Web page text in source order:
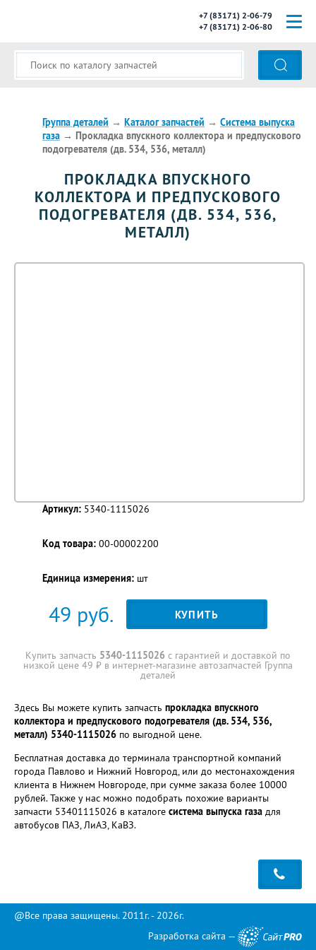
Группа деталей → Каталог запчастей → Система выпуска
газа → Прокладка впускного коллектора и предпускового
подогревателя (дв. 534, 536, металл)
ПРОКЛАДКА ВПУСКНОГО
КОЛЛЕКТОРА И ПРЕДПУСКОВОГО
ПОДОГРЕВАТЕЛЯ (ДВ. 534, 536,
МЕТАЛЛ)
Артикул: 5340-1115026
Код товара: 00-00002200
Единица измерения: шт
49 руб. КУПИТЬ
Купить запчасть 5340-1115026 с гарантией и доставкой по
низкой цене 49 ₽ в интернет-магазине автозапчастей Группа
деталей
Здесь Вы можете купить запчасть прокладка впускного
коллектора и предпускового подогревателя (дв. 534, 536,
металл) 5340-1115026 по выгодной цене.
Бесплатная доставка до терминала транспортной компаний
города Павлово и Нижний Новгород, или до местонахождения
клиента в Нижнем Новгороде, при сумме заказа более 10000
рублей. Также у нас можно подобрать похожие варианты
запчасти 53401115026 в каталоге система выпуска газа для
автобусов ПАЗ, ЛиАЗ, КаВЗ.
+7 (83171) 2-06-79
+7 (83171) 2-06-80
КАТАЛОГ ЗАПЧАСТЕЙ
МОДЕЛИ АВТОБУСОВ
ОПЛАТА И ДОСТАВКА
КОНТАКТЫ
@Все права защищены. 2011г. - 2026г.
Разработка сайта —